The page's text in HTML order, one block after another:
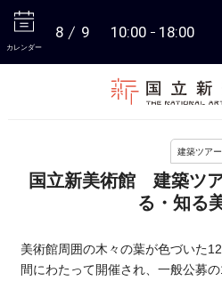
カレンダー
8 9 10:00 18:00
建築ツアー
国立新美術館 建築ツ
る・知る
美術館周囲の木々の葉が色づいた
間にわたって開催され、一般公募